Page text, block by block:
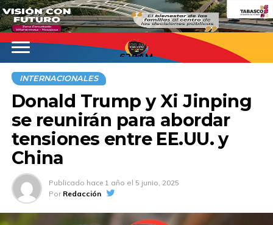
620AM
INTERNACIONALES
Donald Trump y Xi Jinping
se reunirán para abordar
tensiones entre EE.UU. y
China
Publicado hace 1 año el 5 junio, 2025
Por Redacción